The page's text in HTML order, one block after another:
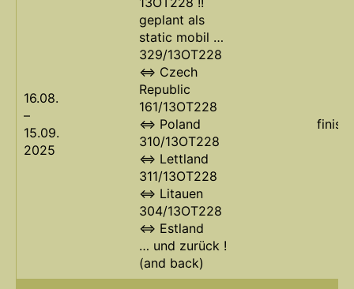
16.08.
–
15.09.
2025
geplant als
static mobil …
329/13OT228
<=> Czech
Republic
161/13OT228
<=> Poland
310/13OT228
<=> Lettland
311/13OT228
<=> Litauen
304/13OT228
<=> Estland
… und zurück !
(and back)
finish